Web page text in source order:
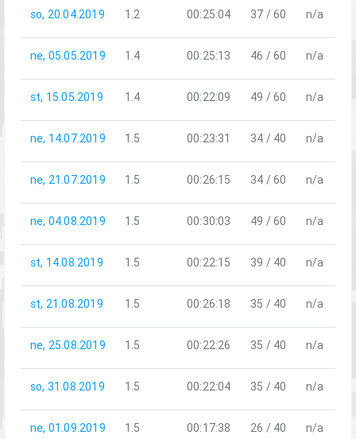
so, 20.04.2019 1.2 00:25:04 37 / 60 n/a
ne, 05.05.2019 1.4 00:25:13 46 / 60 n/a
st, 15.05.2019 1.4 00:22:09 49 / 60 n/a
ne, 14.07.2019 1.5 00:23:31 34 / 40 n/a
ne, 21.07.2019 1.5 00:26:15 34 / 60 n/a
ne, 04.08.2019 1.5 00:30:03 49 / 60 n/a
st, 14.08.2019 1.5 00:22:15 39 / 40 n/a
st, 21.08.2019 1.5 00:26:18 35 / 40 n/a
ne, 25.08.2019 1.5 00:22:26 35 / 40 n/a
so, 31.08.2019 1.5 00:22:04 35 / 40 n/a
ne, 01.09.2019 1.5 00:17:38 26 / 40 n/a